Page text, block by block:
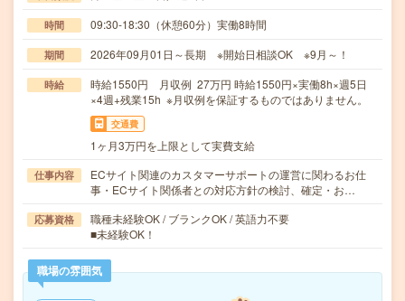
時間 09:30-18:30（休憩60分）実働8時間
期間 2026年09月01日～長期 ※開始日相談OK ※9月～！
時給
時給1550円 月収例 27万円 時給1550円×実働8h×週5日
×4週+残業15h ※月収例を保証するものではありません。
交通費
1ヶ月3万円を上限として実費支給
仕事内容
ECサイト関連のカスタマーサポートの運営に関わるお仕
事・ECサイト関係者との対応方針の検討、確定・お…
応募資格
職種未経験OK / ブランクOK / 英語力不要
■未経験OK！
職場の雰囲気